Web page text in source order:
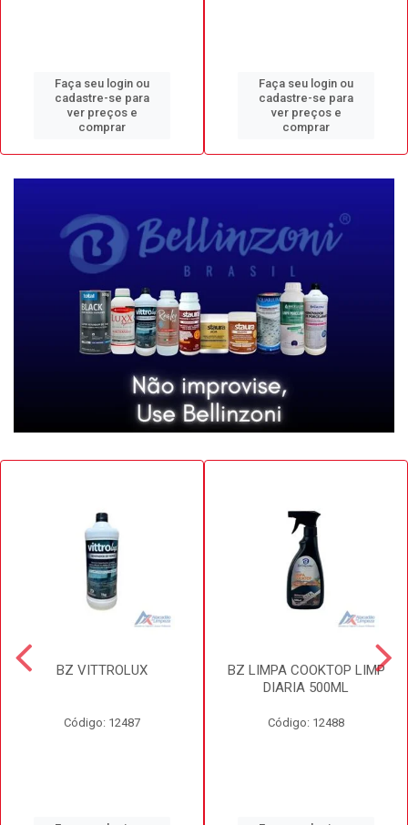
Faça seu login ou
cadastre-se para
ver preços e
comprar
Faça seu login ou
cadastre-se para
ver preços e
comprar
BZ VITTROLUX
Código: 12487
BZ LIMPA COOKTOP LIMP
DIARIA 500ML
Código: 12488